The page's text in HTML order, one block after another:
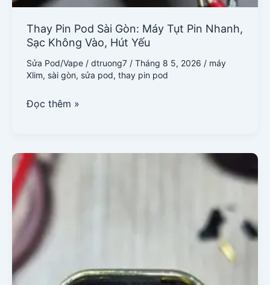
Thay Pin Pod Sài Gòn: Máy Tụt Pin Nhanh,
Sạc Không Vào, Hút Yếu
Sửa Pod/Vape / dtruong7 / Tháng 8 5, 2026 / máy
Xlim, sài gòn, sửa pod, thay pin pod
Đọc thêm »
Sửa
Chân
Sài
Gòn:
Không